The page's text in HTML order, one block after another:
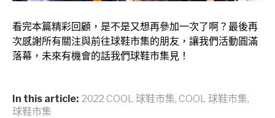
看完本篇精彩回顧，是不是又想再參加一次了啊？最後再
次感謝所有關注與前往球鞋市集的朋友，讓我們活動圓滿
落幕，未來有機會的話我們球鞋市集見！
In this article: 2022 COOL 球鞋市集, COOL 球鞋市集,
球鞋市集